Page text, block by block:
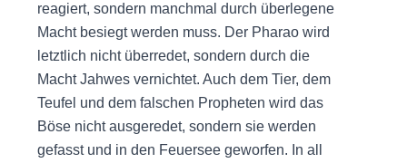
reagiert, sondern manchmal durch überlegene
Macht besiegt werden muss. Der Pharao wird
letztlich nicht überredet, sondern durch die
Macht Jahwes vernichtet. Auch dem Tier, dem
Teufel und dem falschen Propheten wird das
Böse nicht ausgeredet, sondern sie werden
gefasst und in den Feuersee geworfen. In all